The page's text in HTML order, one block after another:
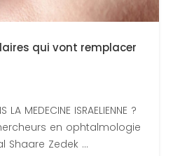
qui vont remplacer
LA MEDECINE ISRAELIENNE ?
en ophtalmologie
Shaare Zedek ...